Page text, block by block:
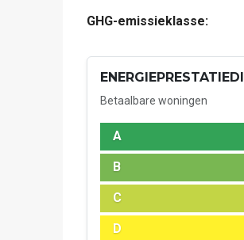
GHG-emissieklasse:
Betaalbare woningen
A
B
C
D